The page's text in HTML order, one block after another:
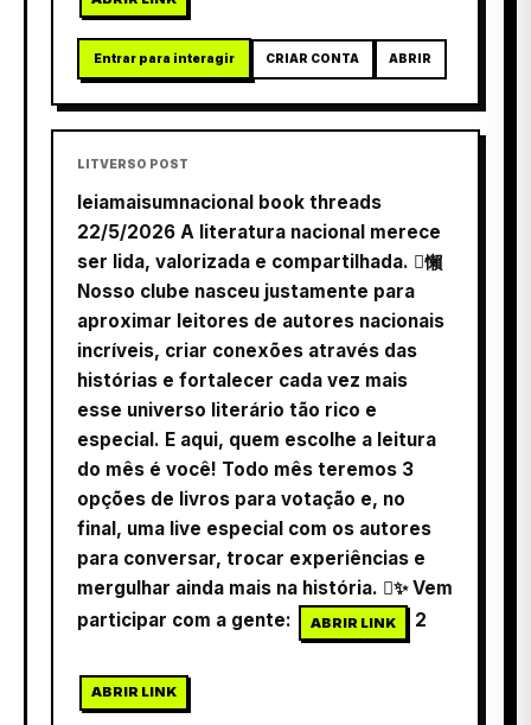
Entrar para interagir CRIAR CONTA ABRIR
LITVERSO POST
leiamaisumnacional book threads
22/5/2026 A literatura nacional merece
ser lida, valorizada e compartilhada. 懶
Nosso clube nasceu justamente para
aproximar leitores de autores nacionais
incríveis, criar conexões através das
histórias e fortalecer cada vez mais
esse universo literário tão rico e
especial. E aqui, quem escolhe a leitura
do mês é você! Todo mês teremos 3
opções de livros para votação e, no
final, uma live especial com os autores
para conversar, trocar experiências e
mergulhar ainda mais na história. ✨ Vem
participar com a gente:
ABRIR LINK 2
ABRIR LINK